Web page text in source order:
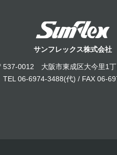
サンフレックス株式会社
537-0012 大阪市東成区大今里1
TEL 06-6974-3488(代) / FAX 06-